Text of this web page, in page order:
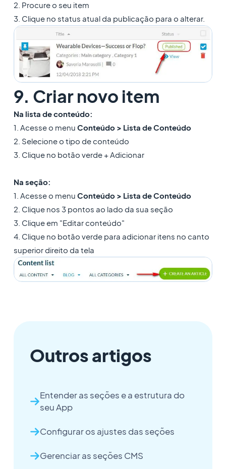
2. Procure o seu item
3. Clique no status atual da publicação para o alterar.
9. Criar novo item
Na lista de conteúdo:
1. Acesse o menu Conteúdo > Lista deConteúdo
2. Selecione o tipo de conteúdo
3. Clique no botão verde + Adicionar
Na seção:
1. Acesse o menu Conteúdo > Lista deConteúdo
2. Clique nos 3 pontos ao lado da sua seção
3. Clique em "Editar conteúdo"
4. Clique no botão verde para adicionar itens no canto
superior direito da tela
Outros artigos
Entender as seções e a estrutura do
seu App
Configurar os ajustes das seções
Gerenciar as seções CMS